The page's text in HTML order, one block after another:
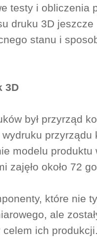
testy i obliczenia
druku 3D jeszcze
stanu i
3D
był przyrząd
przyrządu
modelu produktu
zajęło około 72
które nie
ale
ich